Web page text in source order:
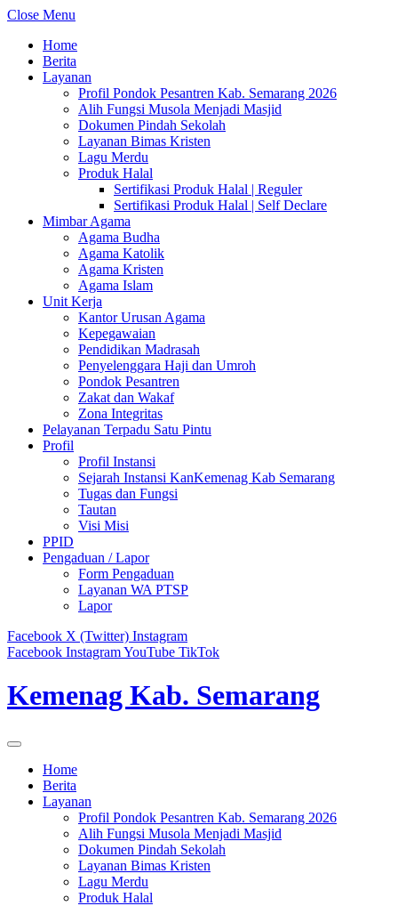
Close Menu
Home
Berita
Layanan
Profil Pondok Pesantren Kab. Semarang 2026
Alih Fungsi Musola Menjadi Masjid
Dokumen Pindah Sekolah
Layanan Bimas Kristen
Lagu Merdu
Produk Halal
Sertifikasi Produk Halal | Reguler
Sertifikasi Produk Halal | Self Declare
Mimbar Agama
Agama Budha
Agama Katolik
Agama Kristen
Agama Islam
Unit Kerja
Kantor Urusan Agama
Kepegawaian
Pendidikan Madrasah
Penyelenggara Haji dan Umroh
Pondok Pesantren
Zakat dan Wakaf
Zona Integritas
Pelayanan Terpadu Satu Pintu
Profil
Profil Instansi
Sejarah Instansi KanKemenag Kab Semarang
Tugas dan Fungsi
Tautan
Visi Misi
PPID
Pengaduan / Lapor
Form Pengaduan
Layanan WA PTSP
Lapor
Facebook X (Twitter) Instagram
Facebook InstagramYouTube TikTok
Kemenag Kab. Semarang
Home
Berita
Layanan
Profil Pondok Pesantren Kab. Semarang 2026
Alih Fungsi Musola Menjadi Masjid
Dokumen Pindah Sekolah
Layanan Bimas Kristen
Lagu Merdu
Produk Halal